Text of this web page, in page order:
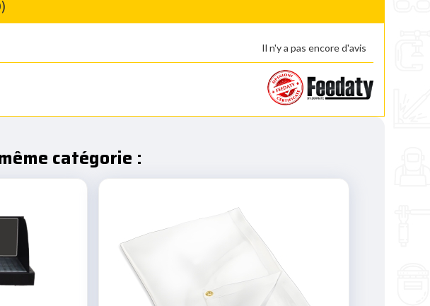
Il n'y a pas encore d'avis
catégorie :